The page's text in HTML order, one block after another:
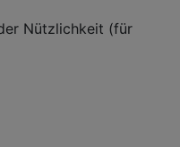
Nützlichkeit (für